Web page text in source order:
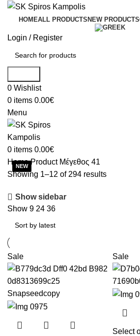
HOMEALL PRODUCTS NEW PRODUCTS
Login / Register
0 Wishlist
0 items 0.00€
Menu
0 items 0.00€
HomeProduct Μέγεθος 41
Showing 1–12 of 294 results
Show sidebar
Show 9 24 36
Sale Sale
Select